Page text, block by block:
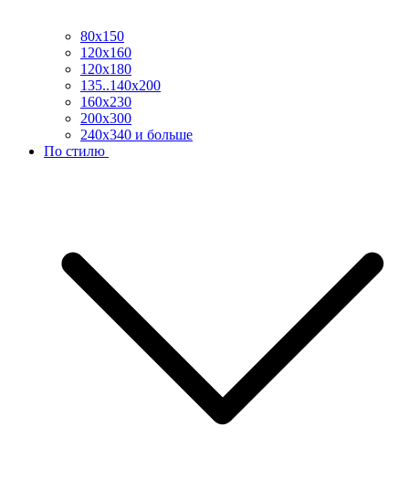
80х150
120х160
120х180
135..140х200
160х230
200х300
240х340 и больше
По стилю